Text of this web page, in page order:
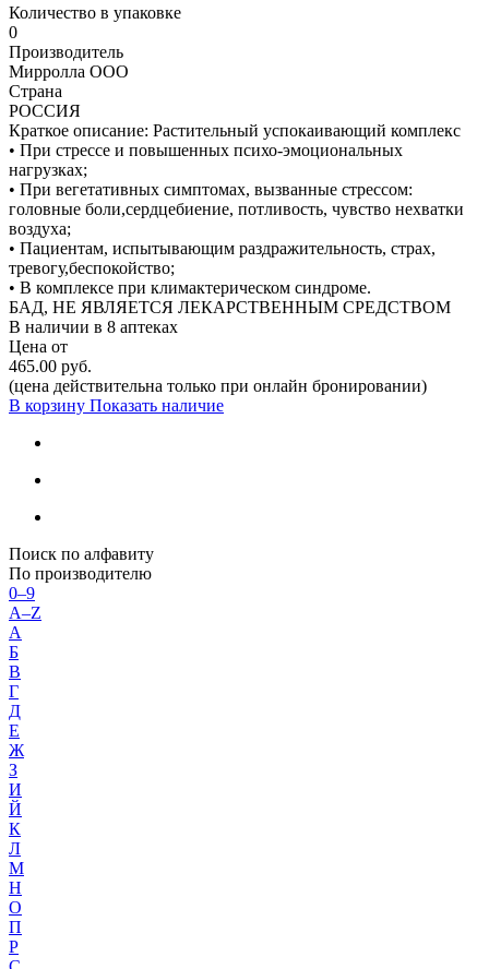
Количество в упаковке
0
Производитель
Мирролла ООО
Страна
РОССИЯ
Краткое описание: Растительный успокаивающий комплекс
• При стрессе и повышенных психо-эмоциональных
нагрузках;
• При вегетативных симптомах, вызванные стрессом:
головные боли,сердцебиение, потливость, чувство нехватки
воздуха;
• Пациентам, испытывающим раздражительность, страх,
тревогу,беспокойство;
• В комплексе при климактерическом синдроме.
БАД, НЕ ЯВЛЯЕТСЯ ЛЕКАРСТВЕННЫМ СРЕДСТВОМ
В наличии в 8 аптеках
Цена от
465.00 руб.
(цена действительна только при онлайн бронировании)
В корзину Показать наличие
Поиск по алфавиту
По производителю
0–9
A–Z
А
Б
В
Г
Д
Е
Ж
З
И
Й
К
Л
М
Н
О
П
Р